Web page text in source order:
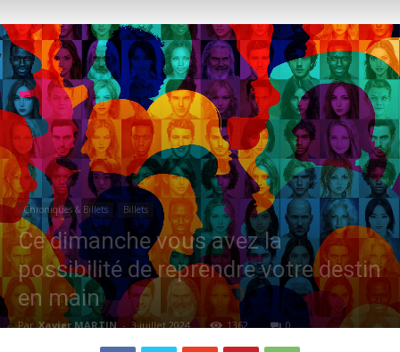
des
sans-
voix
Chroniques & Billets Billets
Ce dimanche vous avez la
possibilité de reprendre votre destin
en main
Par Xavier MARTIN - 3 juillet 2024 1362 0